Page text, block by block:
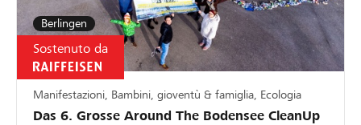
Berlingen
Sostenuto da
Manifestazioni, Bambini, gioventù & famiglia, Ecologia
Das 6. Grosse Around The Bodensee CleanUp